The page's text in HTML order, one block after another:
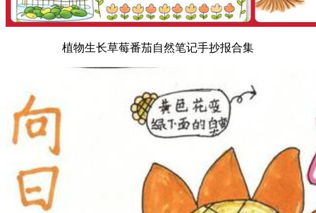
植物生长草莓番茄自然笔记手抄报合集